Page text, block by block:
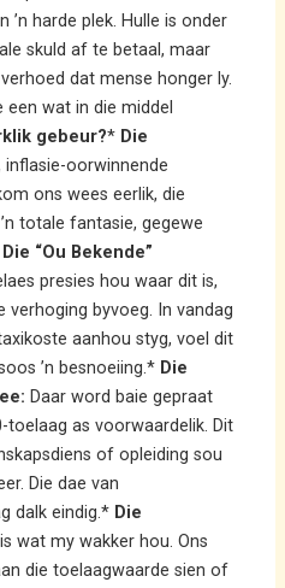
’n harde plek. Hulle is onder
skuld af te betaal, maar
dat mense honger ly.
een wat in die middel
gebeur?* Die
inflasie-oorwinnende
ons wees eerlik, die
totale fantasie, gegewe
Die “Ou Bekende”
presies hou waar dit is,
verhoging byvoeg. In vandag
aanhou styg, voel dit
’n besnoeiing.* Die
Daar word baie gepraat
toelaag as voorwaardelik. Dit
of opleiding sou
Die dae van
dalk eindig.* Die
wat my wakker hou. Ons
die toelaagwaarde sien of